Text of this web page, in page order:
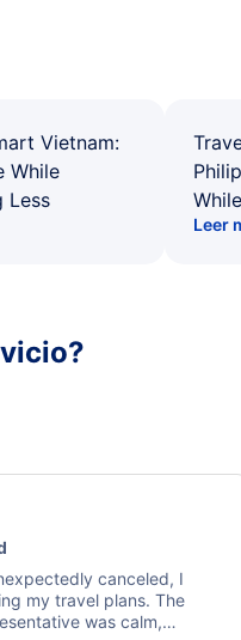
Vietnam:
While
Less
Leer
canceled, I
my travel plans. The
was calm,